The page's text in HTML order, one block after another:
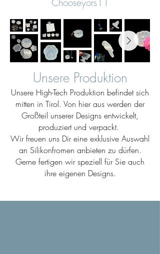
Unsere Produktion
Unsere High-Tech Produktion befindet sich
mitten in Tirol. Von hier aus werden der
Großteil unserer Designs entwickelt,
produziert und verpackt.
Wir freuen uns Dir eine exklusive Auswahl
an Silikonfromen anbieten zu dürfen.
Gerne fertigen wir speziell für Sie auch
ihre eigenen Designs.